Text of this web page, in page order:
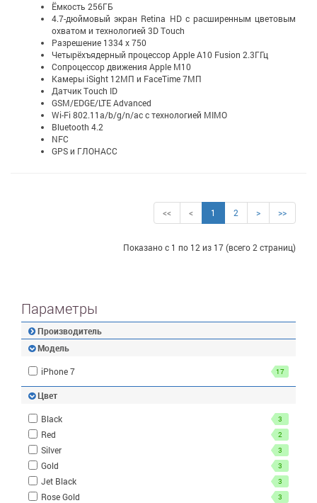
Ёмкость 256ГБ
4.7-дюймовый экран Retina HD c расширенным цветовым
охватом и технологией 3D Touch
Разрешение 1334 x 750
Четырёхъядерный процессор Apple A10 Fusion 2.3ГГц
Сопроцессор движения Apple M10
Камеры iSight 12МП и FaceTime 7МП
Датчик Touch ID
GSM/EDGE/LTE Advanced
Wi-Fi 802.11a/b/g/n/ac с технологией MIMO
Bluetooth 4.2
NFC
GPS и ГЛОНАСС
<< < 1 2 > >>
Показано с 1 по 12 из 17 (всего 2 страниц)
Параметры
Производитель
Модель
iPhone 7 17
Цвет
Black 3
Red 2
Silver 3
Gold 3
Jet Black 3
Rose Gold 3